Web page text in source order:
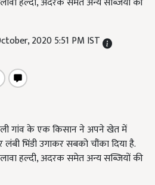
2020 5:51 PM IST
गांव के एक किसान ने अपने खेत में
भिंडी उगाकर सबको चौंका दिया है.
हल्दी, अदरक समेत अन्य सब्जियों की